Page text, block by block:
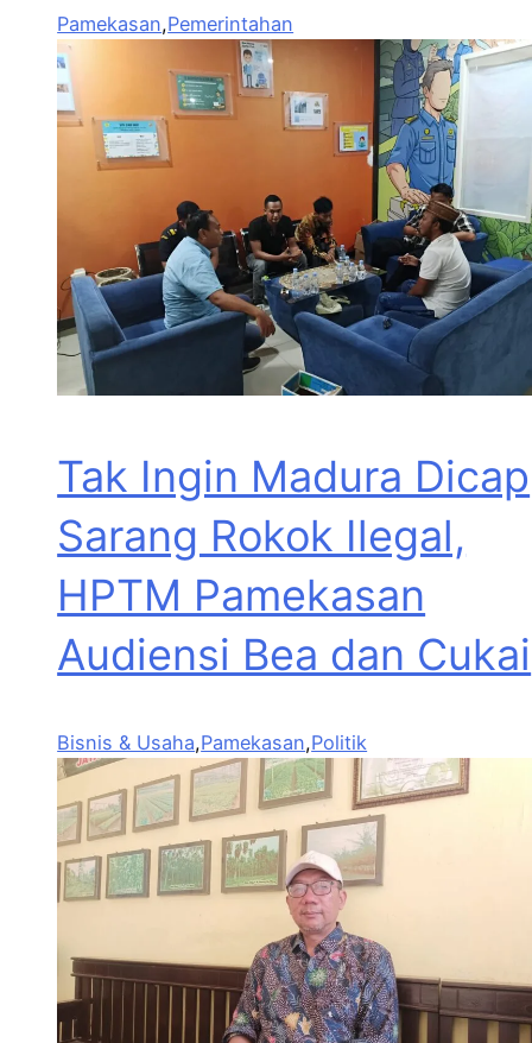
Pamekasan,Pemerintahan
Tak Ingin Madura Dicap
Sarang Rokok Ilegal,
HPTM Pamekasan
Audiensi Bea dan Cukai
Bisnis & Usaha,Pamekasan,Politik